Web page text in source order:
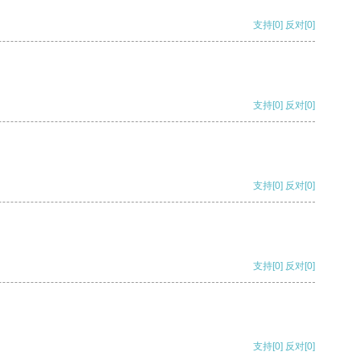
支持[0] 反对[0]
支持[0] 反对[0]
支持[0] 反对[0]
支持[0] 反对[0]
支持[0] 反对[0]